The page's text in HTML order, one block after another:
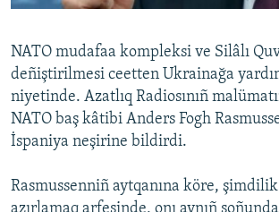
Русский
Українською
QOŞULIÑIZ!
RFE/RS bütün saytları
NATO mudafaa kompleksi ve Silâlı
deñiştirilmesi ceetten Ukrainağa
niyetinde. Azatlıq Radiosınıñ
NATO baş kâtibi Anders Fogh
İspaniya neşirine bildirdi.
Rasmussenniñ aytqanına köre,